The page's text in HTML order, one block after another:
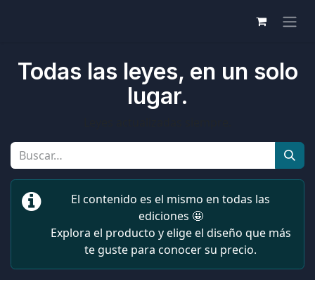
Todas las leyes, en un solo
lugar.
El contenido es el mismo en todas las
ediciones 🤩
Explora el producto y elige el diseño que más
te guste para conocer su precio.